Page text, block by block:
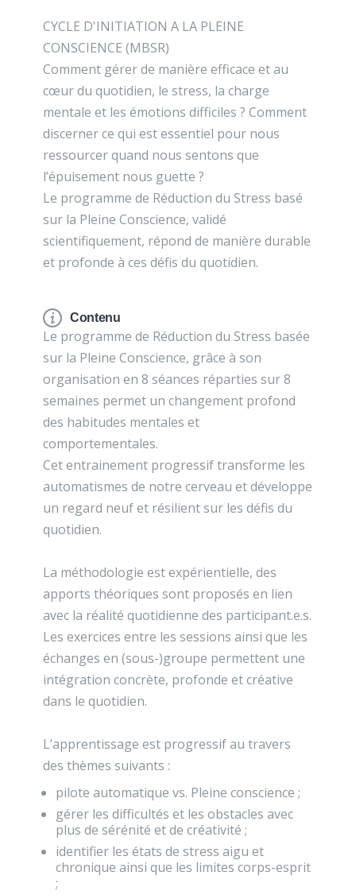
CYCLE D'INITIATION A LA PLEINE
CONSCIENCE (MBSR)
Comment gérer de manière efficace et au
cœur du quotidien, le stress, la charge
mentale et les émotions difficiles ? Comment
discerner ce qui est essentiel pour nous
ressourcer quand nous sentons que
l’épuisement nous guette ?
Le programme de Réduction du Stress basé
sur la Pleine Conscience, validé
scientifiquement, répond de manière durable
et profonde à ces défis du quotidien.
Contenu
Le programme de Réduction du Stress basée
sur la Pleine Conscience, grâce à son
organisation en 8 séances réparties sur 8
semaines permet un changement profond
des habitudes mentales et
comportementales.
Cet entrainement progressif transforme les
automatismes de notre cerveau et développe
un regard neuf et résilient sur les défis du
quotidien.
La méthodologie est expérientielle, des
apports théoriques sont proposés en lien
avec la réalité quotidienne des participant.e.s.
Les exercices entre les sessions ainsi que les
échanges en (sous-)groupe permettent une
intégration concrète, profonde et créative
dans le quotidien.
L’apprentissage est progressif au travers
des thèmes suivants :
pilote automatique vs. Pleine conscience ;
gérer les difficultés et les obstacles avec
plus de sérénité et de créativité ;
identifier les états de stress aigu et
chronique ainsi que les limites corps-esprit
;